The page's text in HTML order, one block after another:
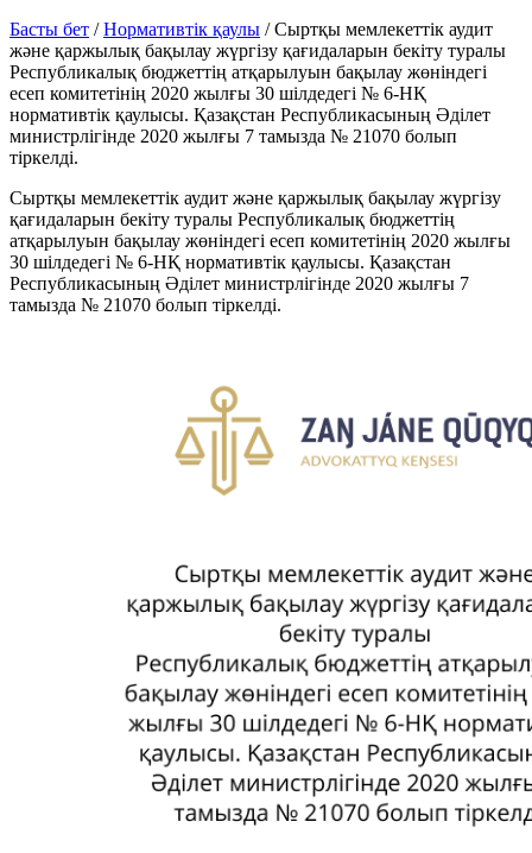
Басты бет /Нормативтік қаулы /Сыртқы мемлекеттік аудит
және қаржылық бақылау жүргізу қағидаларын бекіту туралы
Республикалық бюджеттің атқарылуын бақылау жөніндегі
есеп комитетінің 2020 жылғы 30 шiлдедегi № 6-НҚ
нормативтік қаулысы. Қазақстан Республикасының Әділет
министрлігінде 2020 жылғы 7 тамызда № 21070 болып
тіркелді.
Сыртқы мемлекеттік аудит және қаржылық бақылау жүргізу
қағидаларын бекіту туралы Республикалық бюджеттің
атқарылуын бақылау жөніндегі есеп комитетінің 2020 жылғы
30 шiлдедегi № 6-НҚ нормативтік қаулысы. Қазақстан
Республикасының Әділет министрлігінде 2020 жылғы 7
тамызда № 21070 болып тіркелді.